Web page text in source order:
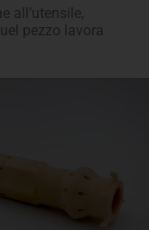
all’utensile,
pezzo lavora